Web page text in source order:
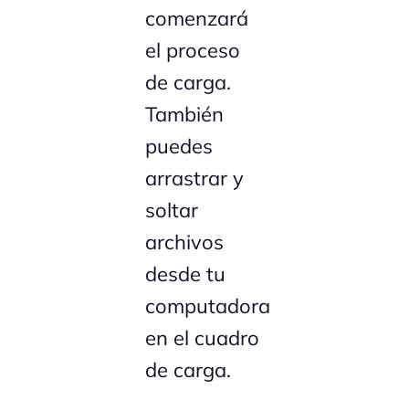
comenzará
el proceso
de carga.
También
puedes
arrastrar y
soltar
archivos
desde tu
computadora
en el cuadro
de carga.